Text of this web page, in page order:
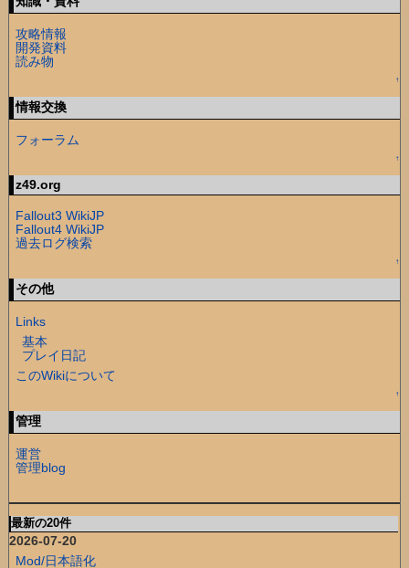
攻略情報
開発資料
読み物
↑
情報交換
フォーラム
↑
z49.org
Fallout3 WikiJP
Fallout4 WikiJP
過去ログ検索
↑
その他
Links
基本
プレイ日記
このWikiについて
↑
管理
運営
管理blog
最新の20件
2026-07-20
Mod/日本語化